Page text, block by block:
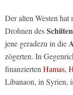
Der alten Westen
Drohnen des
jene geradezu in die
zögerten. In
finanzierten Hamas,
Libanaon, in Syrien,